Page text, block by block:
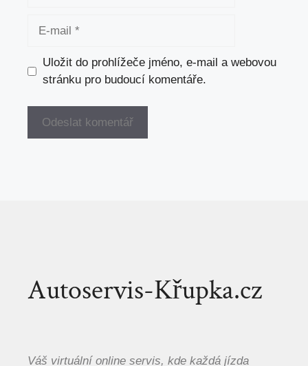
Uložit do prohlížeče jméno, e-mail a webovou
stránku pro budoucí komentáře.
Autoservis-Křupka.cz
Váš virtuální online servis, kde každá jízda